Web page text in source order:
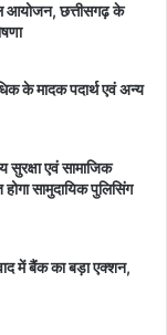
आयोजन, छत्तीसगढ़ के
के मादक पदार्थ एवं अन्य
सुरक्षा एवं सामाजिक
सामुदायिक पुलिसिंग
में बैंक का बड़ा एक्शन,